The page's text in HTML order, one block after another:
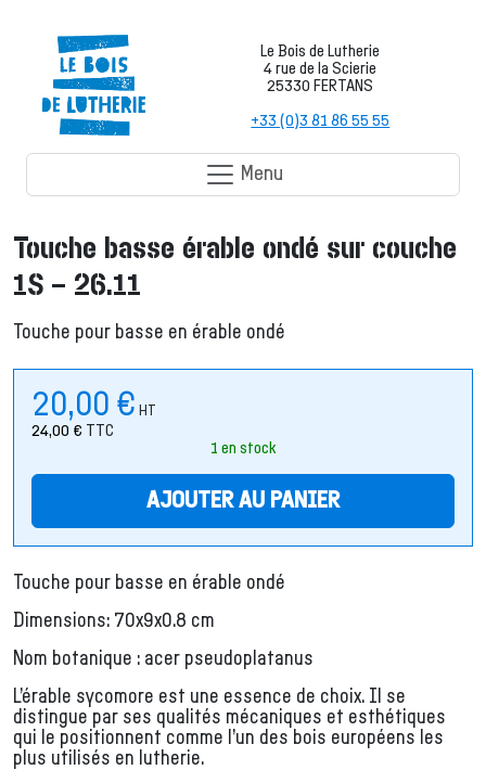
Le Bois de Lutherie
4 rue de la Scierie
25330 FERTANS
+33 (0)3 81 86 55 55
Menu
Touche basse érable ondé sur couche
1S – 26.11
Touche pour basse en érable ondé
20,00 € HT
24,00 € TTC
1 en stock
AJOUTER AU PANIER
Touche pour basse en érable ondé
Dimensions: 70x9x0.8 cm
Nom botanique : acer pseudoplatanus
L’érable sycomore est une essence de choix. Il se
distingue par ses qualités mécaniques et esthétiques
qui le positionnent comme l’un des bois européens les
plus utilisés en lutherie.